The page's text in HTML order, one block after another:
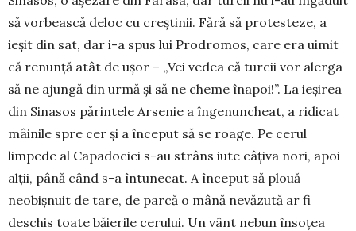
să vor­bească deloc cu creștinii. Fără să protesteze, a
ieșit din sat, dar i-a spus lui Prodromos, care era uimit
că renunță atât de ușor – „Vei vedea că turcii vor alerga
să ne ajungă din urmă și să ne cheme înapoi!”. La ieșirea
din Sinasos părintele Arsenie a înge­nuncheat, a ridicat
mâinile spre cer și a început să se roage. Pe cerul
limpede al Capadociei s-au strâns iute câțiva nori, apoi
alții, până când s-a întunecat. A înce­put să plouă
neobișnuit de tare, de parcă o mână nevăzută ar fi
deschis toate băierile cerului. Un vânt nebun înso­țea